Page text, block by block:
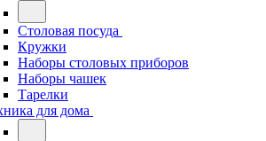
Столовая посуда
Кружки
Наборы столовых приборов
Наборы чашек
Тарелки
для дома